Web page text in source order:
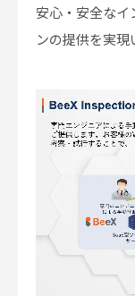
安心・安全なイ
ンの提供を実現